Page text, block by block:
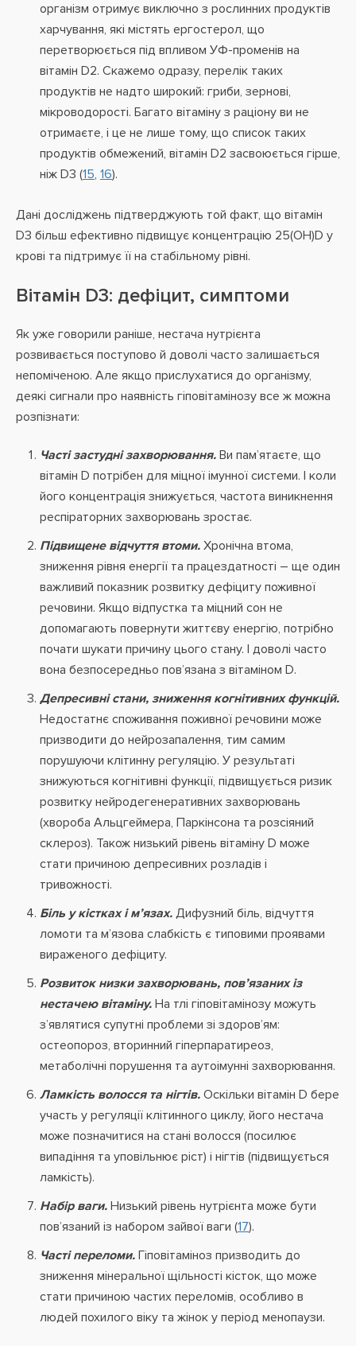
організм отримує виключно з рослинних продуктів
харчування, які містять ергостерол, що
перетворюється під впливом УФ-променів на
вітамін D2. Скажемо одразу, перелік таких
продуктів не надто широкий: гриби, зернові,
мікроводорості. Багато вітаміну з раціону ви не
отримаєте, і це не лише тому, що список таких
продуктів обмежений, вітамін D2 засвоюється гірше,
ніж D3 (15, 16).
Дані досліджень підтверджують той факт, що вітамін
D3 більш ефективно підвищує концентрацію 25(OH)D у
крові та підтримує її на стабільному рівні.
Вітамін D3: дефіцит, симптоми
Як уже говорили раніше, нестача нутрієнта
розвивається поступово й доволі часто залишається
непоміченою. Але якщо прислухатися до організму,
деякі сигнали про наявність гіповітамінозу все ж можна
розпізнати:
Часті застудні захворювання. Ви пам’ятаєте, що
вітамін D потрібен для міцної імунної системи. І коли
його концентрація знижується, частота виникнення
респіраторних захворювань зростає.
Підвищене відчуття втоми. Хронічна втома,
зниження рівня енергії та працездатності – ще один
важливий показник розвитку дефіциту поживної
речовини. Якщо відпустка та міцний сон не
допомагають повернути життєву енергію, потрібно
почати шукати причину цього стану. І доволі часто
вона безпосередньо пов’язана з вітаміном D.
Депресивні стани, зниження когнітивних функцій.
Недостатнє споживання поживної речовини може
призводити до нейрозапалення, тим самим
порушуючи клітинну регуляцію. У результаті
знижуються когнітивні функції, підвищується ризик
розвитку нейродегенеративних захворювань
(хвороба Альцгеймера, Паркінсона та розсіяний
склероз). Також низький рівень вітаміну D може
стати причиною депресивних розладів і
тривожності.
Біль у кістках і м’язах. Дифузний біль, відчуття
ломоти та м’язова слабкість є типовими проявами
вираженого дефіциту.
Розвиток низки захворювань, пов’язаних із
нестачею вітаміну. На тлі гіповітамінозу можуть
з’являтися супутні проблеми зі здоров’ям:
остеопороз, вторинний гіперпаратиреоз,
метаболічні порушення та аутоімунні захворювання.
Ламкість волосся та нігтів. Оскільки вітамін D бере
участь у регуляції клітинного циклу, його нестача
може позначитися на стані волосся (посилює
випадіння та уповільнює ріст) і нігтів (підвищується
ламкість).
Набір ваги. Низький рівень нутрієнта може бути
пов’язаний із набором зайвої ваги (17).
Часті переломи. Гіповітаміноз призводить до
зниження мінеральної щільності кісток, що може
стати причиною частих переломів, особливо в
людей похилого віку та жінок у період менопаузи.